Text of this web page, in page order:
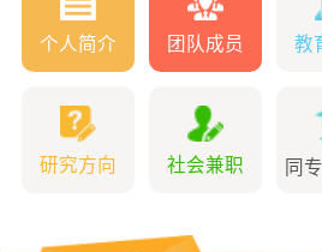
个人简介 团队成员 教
研究方向 社会兼职 同